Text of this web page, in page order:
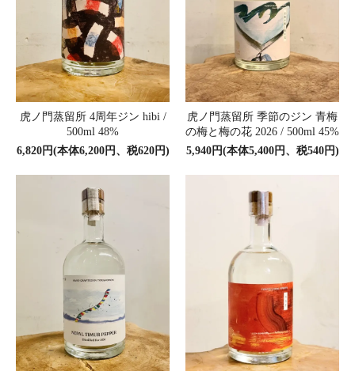
虎ノ門蒸留所 4周年ジン hibi /
500ml 48%
6,820円(本体6,200円、税620円)
虎ノ門蒸留所 季節のジン 青梅
の梅と梅の花 2026 / 500ml 45%
5,940円(本体5,400円、税540円)